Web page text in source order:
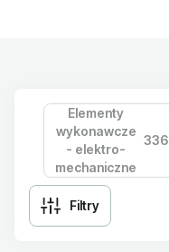
Elementy
wykonawcze
- elektro-
mechaniczne
336
Filtry